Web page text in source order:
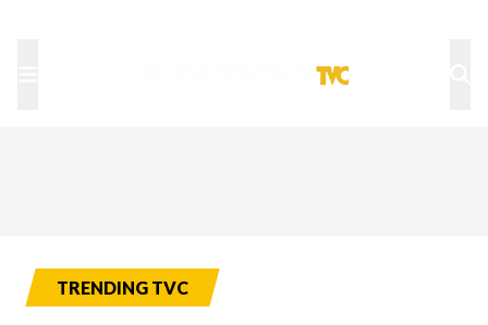
TRENDING TVC